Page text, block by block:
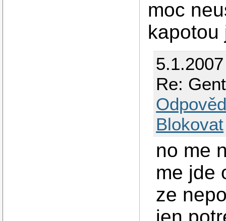
moc
kapotou
Re:
Blokovat
no me
me jde
ze